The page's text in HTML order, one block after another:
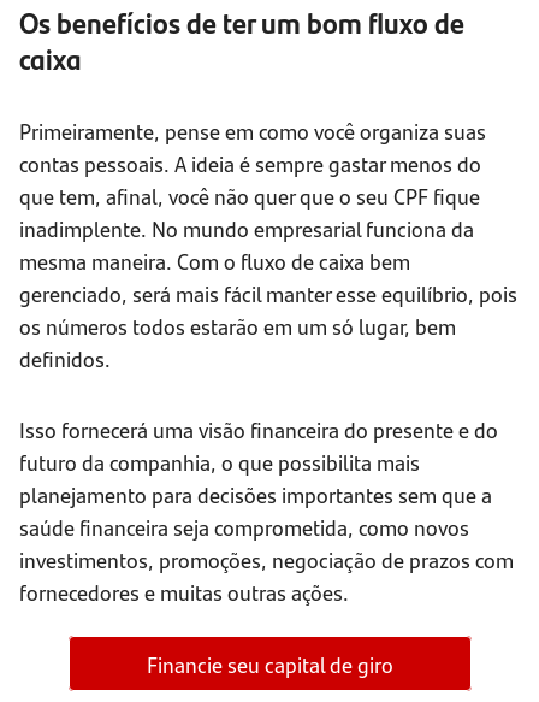
Os benefícios de ter um bom fluxo de
caixa
Primeiramente, pense em como você organiza suas
contas pessoais. A ideia é sempre gastar menos do
que tem, afinal, você não quer que o seu CPF fique
inadimplente. No mundo empresarial funciona da
mesma maneira. Com o fluxo de caixa bem
gerenciado, será mais fácil manter esse equilíbrio, pois
os números todos estarão em um só lugar, bem
definidos.
Isso fornecerá uma visão financeira do presente e do
futuro da companhia, o que possibilita mais
planejamento para decisões importantes sem que a
saúde financeira seja comprometida, como novos
investimentos, promoções, negociação de prazos com
fornecedores e muitas outras ações.
Financie seu capital de giro